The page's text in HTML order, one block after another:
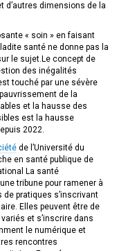
dimensions de la
« soin » en faisant
santé ne donne pas la
le sujet.Le concept de
des inégalités
touché par une sévère
de la
et la hausse des
est la hausse
2022.
de l’Université du
en santé publique de
La santé
tribune pour ramener à
de pratiques s’inscrivant
Elles peuvent être de
et s’inscrire dans
le numérique et
rencontres